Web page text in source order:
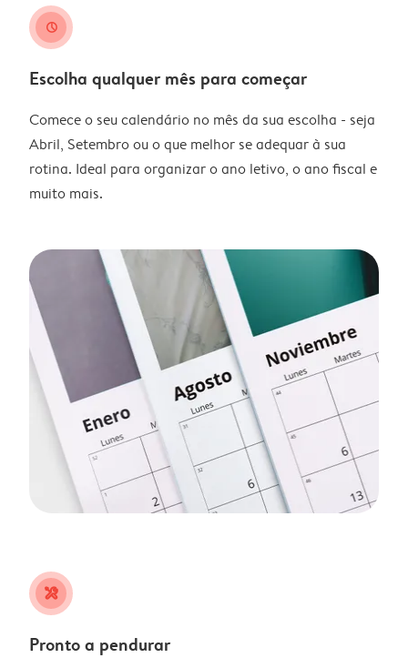
clock
Escolha qualquer mês para começar
Comece o seu calendário no mês da sua escolha - seja
Abril, Setembro ou o que melhor se adequar à sua
rotina. Ideal para organizar o ano letivo, o ano fiscal e
muito mais.
tools
Pronto a pendurar